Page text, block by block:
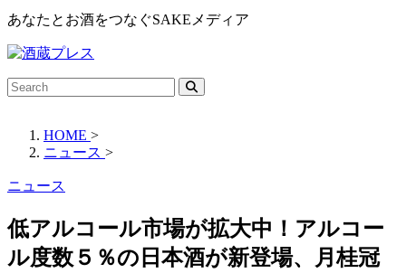
あなたとお酒をつなぐSAKEメディア
HOME >
ニュース >
ニュース
低アルコール市場が拡大中！アルコー
ル度数５％の日本酒が新登場、月桂冠